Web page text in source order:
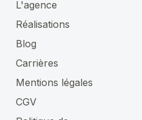
L'agence
Réalisations
Blog
Carrières
Mentions légales
CGV